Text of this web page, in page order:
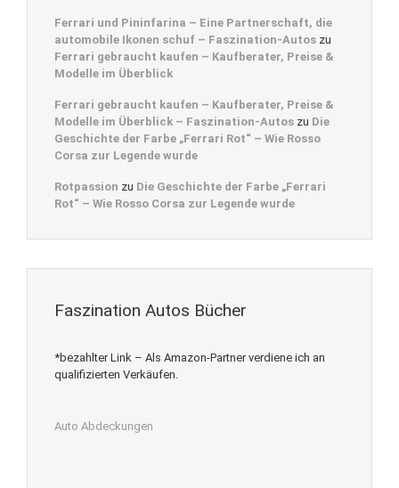
Ferrari und Pininfarina – Eine Partnerschaft, die
automobile Ikonen schuf – Faszination-Autos zu
Ferrari gebraucht kaufen – Kaufberater, Preise &
Modelle im Überblick
Ferrari gebraucht kaufen – Kaufberater, Preise &
Modelle im Überblick – Faszination-Autos zu Die
Geschichte der Farbe „Ferrari Rot“ – Wie Rosso
Corsa zur Legende wurde
Rotpassion zu Die Geschichte der Farbe „Ferrari
Rot“ – Wie Rosso Corsa zur Legende wurde
Faszination Autos Bücher
*bezahlter Link – Als Amazon-Partner verdiene ich an
qualifizierten Verkäufen.
Auto Abdeckungen